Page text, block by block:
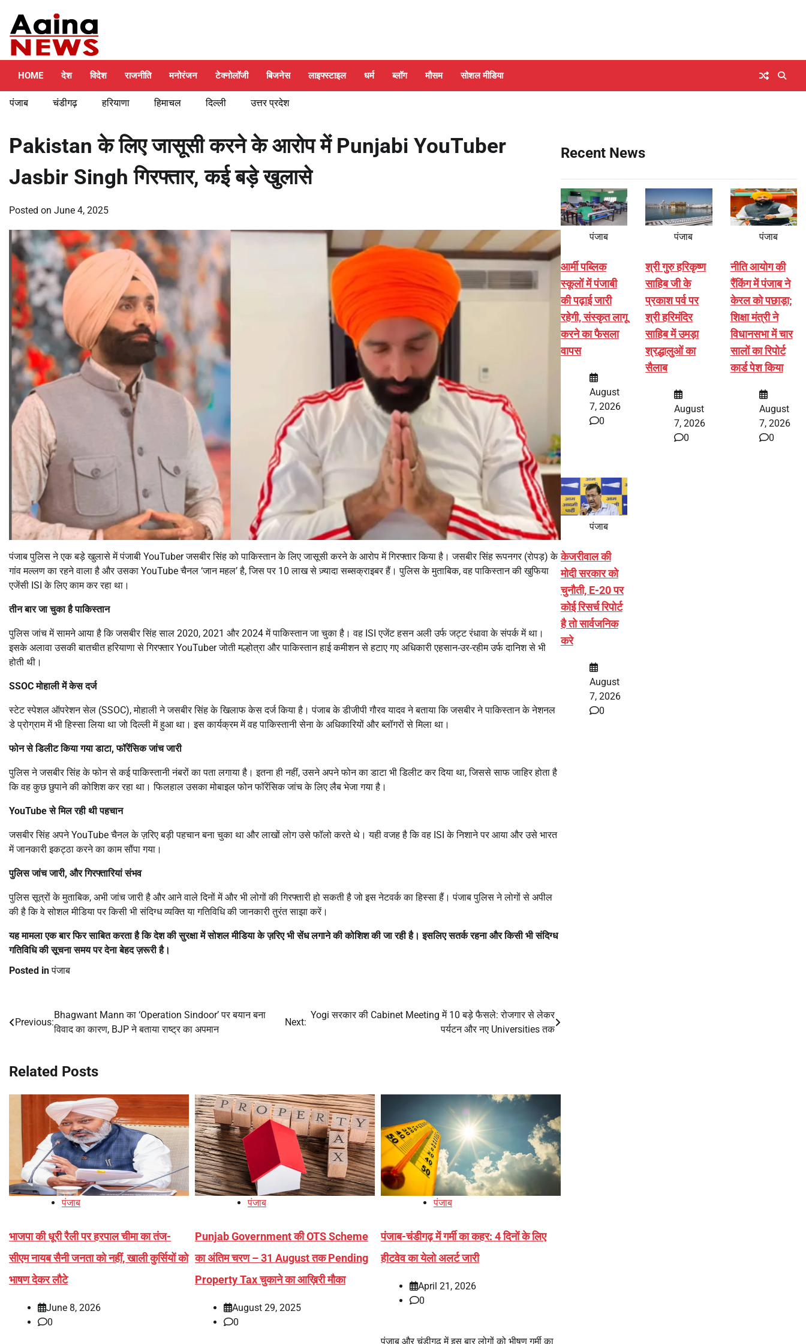
content
HOME देश विदेश राजनीति मनोरंजन टेक्नोलॉजी बिजनेस लाइफ्स्टाइल धर्म ब्लॉग मौसम सोशल मीडिया
पंजाब चंडीगढ़ हरियाणा हिमाचल दिल्ली उत्तर प्रदेश
Pakistan के लिए जासूसी करने के आरोप में Punjabi YouTuber
Jasbir Singh गिरफ्तार, कई बड़े खुलासे
Posted on June 4, 2025
पंजाब पुलिस ने एक बड़े खुलासे में पंजाबी YouTuber जसबीर सिंह को पाकिस्तान के लिए जासूसी करने के आरोप में गिरफ्तार किया है। जसबीर सिंह रूपनगर (रोपड़) के
गांव मल्लण का रहने वाला है और उसका YouTube चैनल ‘जान महल’ है, जिस पर 10 लाख से ज़्यादा सब्सक्राइबर हैं। पुलिस के मुताबिक, वह पाकिस्तान की खुफिया
एजेंसी ISI के लिए काम कर रहा था।
तीन बार जा चुका है पाकिस्तान
पुलिस जांच में सामने आया है कि जसबीर सिंह साल 2020, 2021 और 2024 में पाकिस्तान जा चुका है। वह ISI एजेंट हसन अली उर्फ जट्ट रंधावा के संपर्क में था।
इसके अलावा उसकी बातचीत हरियाणा से गिरफ्तार YouTuber जोती मल्होत्रा और पाकिस्तान हाई कमीशन से हटाए गए अधिकारी एहसान-उर-रहीम उर्फ दानिश से भी
होती थी।
SSOCमोहाली में केस दर्ज
स्टेट स्पेशल ऑपरेशन सेल (SSOC), मोहाली ने जसबीर सिंह के खिलाफ केस दर्ज किया है। पंजाब के डीजीपी गौरव यादव ने बताया कि जसबीर ने पाकिस्तान के नेशनल
डे प्रोग्राम में भी हिस्सा लिया था जो दिल्ली में हुआ था। इस कार्यक्रम में वह पाकिस्तानी सेना के अधिकारियों और ब्लॉगरों से मिला था।
फोन से डिलीट किया गया डाटा,फॉरेंसिक जांच जारी
पुलिस ने जसबीर सिंह के फोन से कई पाकिस्तानी नंबरों का पता लगाया है। इतना ही नहीं, उसने अपने फोन का डाटा भी डिलीट कर दिया था, जिससे साफ जाहिर होता है
कि वह कुछ छुपाने की कोशिश कर रहा था। फिलहाल उसका मोबाइल फोन फॉरेंसिक जांच के लिए लैब भेजा गया है।
YouTubeसे मिल रही थी पहचान
जसबीर सिंह अपने YouTube चैनल के ज़रिए बड़ी पहचान बना चुका था और लाखों लोग उसे फॉलो करते थे। यही वजह है कि वह ISI के निशाने पर आया और उसे भारत
में जानकारी इकट्ठा करने का काम सौंपा गया।
पुलिस जांच जारी, और गिरफ्तारियां संभव
पुलिस सूत्रों के मुताबिक, अभी जांच जारी है और आने वाले दिनों में और भी लोगों की गिरफ्तारी हो सकती है जो इस नेटवर्क का हिस्सा हैं। पंजाब पुलिस ने लोगों से अपील
की है कि वे सोशल मीडिया पर किसी भी संदिग्ध व्यक्ति या गतिविधि की जानकारी तुरंत साझा करें।
यह मामला एक बार फिर साबित करता है कि देश की सुरक्षा में सोशल मीडिया के ज़रिए भी सेंध लगाने की कोशिश की जा रही है। इसलिए सतर्क रहना और किसी भी संदिग्ध
गतिविधि की सूचना समय पर देना बेहद ज़रूरी है।
Posted inपंजाब
Post
Previous:
Bhagwant Mann का ‘Operation Sindoor’ पर बयान बना
विवाद का कारण, BJP ने बताया राष्ट्र का अपमान
Next:
Yogi सरकार की Cabinet Meeting में 10 बड़े फैसले: रोजगार से लेकर
पर्यटन और नए Universities तक
Related Posts
पंजाब
भाजपा की धूरी रैली पर हरपाल चीमा का तंज-
सीएम नायब सैनी जनता को नहीं, खाली कुर्सियों को
भाषण देकर लौटे
June 8, 2026
0
पंजाब
Punjab Government की OTS Scheme
का अंतिम चरण – 31 August तक Pending
Property Tax चुकाने का आख़िरी मौका
August 29, 2025
0
पंजाब
पंजाब-चंडीगढ़ में गर्मी का कहर: 4 दिनों के लिए
हीटवेव का येलो अलर्ट जारी
April 21, 2026
0
पंजाब और चंडीगढ़ में इस बार लोगों को भीषण गर्मी का
Recent News
पंजाब
आर्मी पब्लिक
स्कूलों में पंजाबी
की पढ़ाई जारी
रहेगी, संस्कृत लागू
करने का फैसला
वापस
August
7, 2026
0
पंजाब
श्री गुरु हरिकृष्ण
साहिब जी के
प्रकाश पर्व पर
श्री हरिमंदिर
साहिब में उमड़ा
श्रद्धालुओं का
सैलाब
August
7, 2026
0
पंजाब
नीति आयोग की
रैंकिंग में पंजाब ने
केरल को पछाड़ा;
शिक्षा मंत्री ने
विधानसभा में चार
सालों का रिपोर्ट
कार्ड पेश किया
August
7, 2026
0
पंजाब
केजरीवाल की
मोदी सरकार को
चुनौती, E-20 पर
कोई रिसर्च रिपोर्ट
है तो सार्वजनिक
करे
August
7, 2026
0